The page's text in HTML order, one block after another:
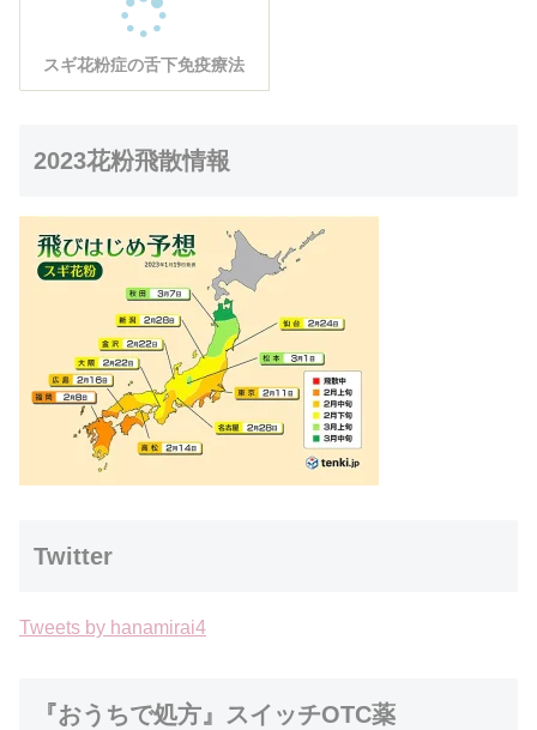
スギ花粉症の舌下免疫療法
2023花粉飛散情報
Twitter
Tweets by hanamirai4
『おうちで処方』スイッチOTC薬